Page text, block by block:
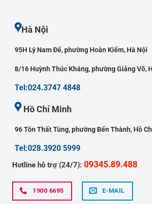
Hà Nội
95H Lý Nam Đế, phường Hoàn Kiếm, Hà Nội
8/16 Huỳnh Thúc Kháng, phường Giảng Võ,
Tel:024.3747 4848
Hồ Chí Minh
96 Tôn Thất Tùng, phường Bến Thành, Hồ
Tel:028.3920 5999
Hotline hỗ trợ (24/7): 09345.89.488
1900 6695 E-MAIL